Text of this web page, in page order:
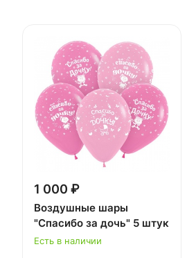
1 000 ₽
Воздушные шары
"Спасибо за дочь" 5 штук
Есть в наличии